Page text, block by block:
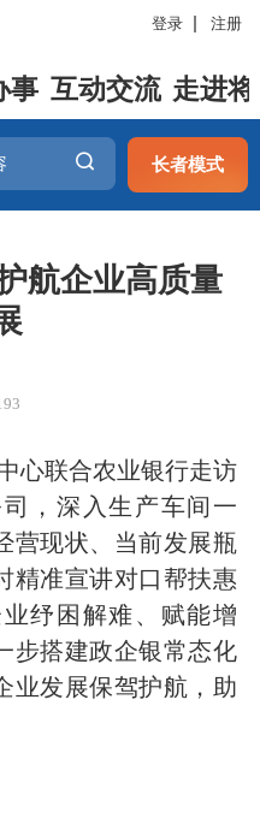
登录 注册
事 互动交流 走进
长者模式
航企业高质量
联合农业银行走访
，深入生产车间一
营现状、当前发展瓶
精准宣讲对口帮扶惠
纾困解难、赋能增
步搭建政企银常态化
业发展保驾护航，助